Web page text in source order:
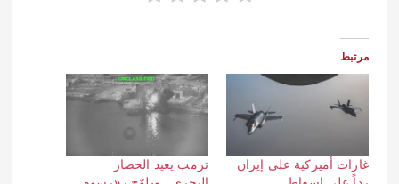
مرتبط
غارات أميركية على إيران
ترمب يعيد الحصار